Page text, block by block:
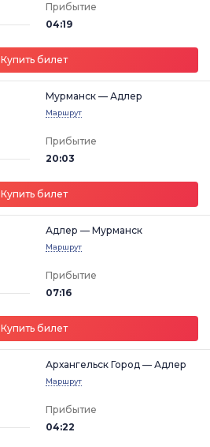
Прибытие
04:19
Купить билет
Мурманск — Адлер
Маршрут
Прибытие
20:03
Купить билет
Адлер — Мурманск
Маршрут
Прибытие
07:16
Купить билет
Архангельск Город — Адлер
Маршрут
Прибытие
04:22